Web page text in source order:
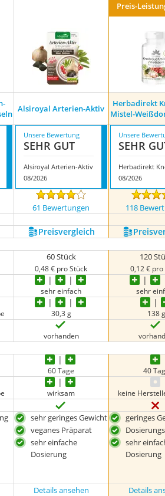
Preis-
Alsiroyal Arterien-Aktiv
Herbadirekt
Mistel-
Unsere Bewertung
SEHR GUT
Alsiroyal Arterien-Aktiv
08/2026
Unsere
SEHR
08/2026
61 Bewertungen 118
Preis­vergleich
60 Stück
0,48 € pro Stück
120
0,12 € pro
sehr einfach sehr
30,3 g 138 g
vorhanden
60 Tage 40
wirksam keine
sehr geringes Gewicht
veganes Präparat
sehr einfache
Dosierung
geringes
sehr
Dosierung
Details ansehen Details